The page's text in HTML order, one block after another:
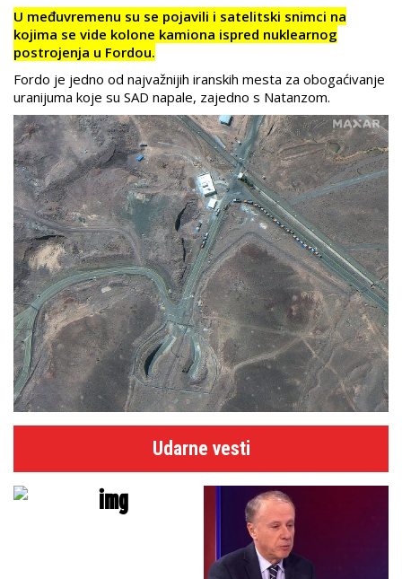
U međuvremenu su se pojavili i satelitski snimci na
kojima se vide kolone kamiona ispred nuklearnog
postrojenja u Fordou.
Fordo je jedno od najvažnijih iranskih mesta za obogaćivanje
uranijuma koje su SAD napale, zajedno s Natanzom.
Udarne vesti